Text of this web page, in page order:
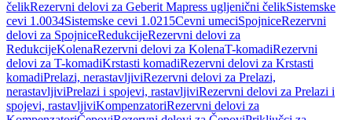
čelikRezervni delovi za Geberit Mapress ugljenični čelikSistemske
cevi 1.0034Sistemske cevi 1.0215Cevni umeciSpojniceRezervni
delovi za SpojniceRedukcijeRezervni delovi za
RedukcijeKolenaRezervni delovi za KolenaT-komadiRezervni
delovi za T-komadiKrstasti komadiRezervni delovi za Krstasti
komadiPrelazi, nerastavljiviRezervni delovi za Prelazi,
nerastavljiviPrelazi i spojevi, rastavljiviRezervni delovi za Prelazi i
spojevi, rastavljiviKompenzatoriRezervni delovi za